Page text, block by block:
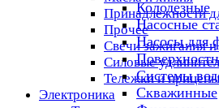
Принадлежности
Прочее
Свечи зажигания
Силовые
Тележки и прицепы
Электроника
Колодезные
Насосные
Насосы для
Системы
Скважинные